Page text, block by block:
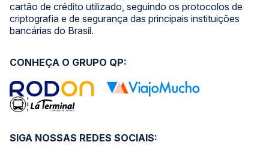
cartão de crédito utilizado, seguindo os protocolos de
criptografia e de segurança das principais instituições
bancárias do Brasil.
SIGA NOSSAS REDES SOCIAIS:
CONHEÇA O GRUPO QP: